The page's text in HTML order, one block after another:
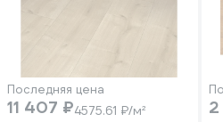
Последняя цена
11 407 ₽4575.61 ₽/м²